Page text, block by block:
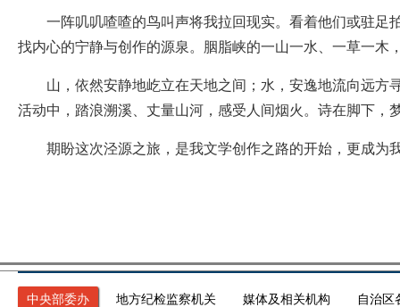
一阵叽叽喳喳的鸟叫声将我拉回现实。看着他们或驻足
找内心的宁静与创作的源泉。胭脂峡的一山一水、一草一
山，依然安静地屹立在天地之间；水，安逸地流向远方
活动中，踏浪溯溪、丈量山河，感受人间烟火。诗在脚下，
期盼这次泾源之旅，是我文学创作之路的开始，更成为
中央部委办 地方纪检监察机关 媒体及相关机构 自治区